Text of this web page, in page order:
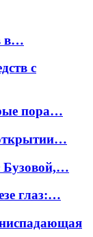
в…
с
пора…
Бузовой,…
глаз:…